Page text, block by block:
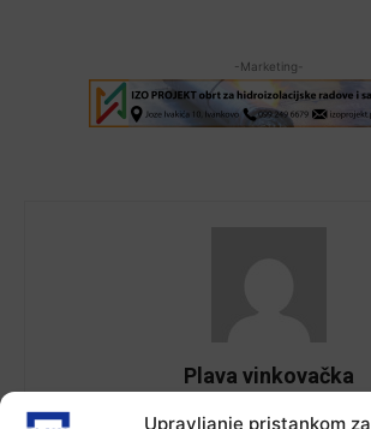
Upravljanje pristankom za
-Marketing-
Plava vinkovačka